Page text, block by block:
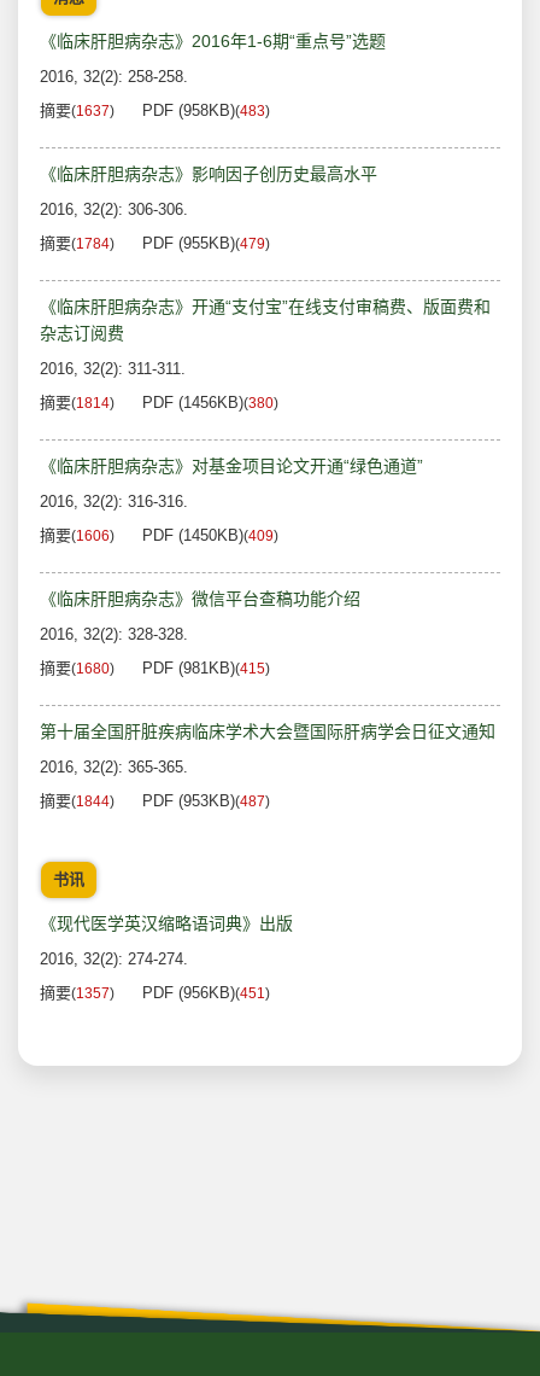
《临床肝胆病杂志》2016年1-6期“重点号”选题
2016, 32(2): 258-258.
摘要(1637) PDF (958KB)(483)
《临床肝胆病杂志》影响因子创历史最高水平
2016, 32(2): 306-306.
摘要(1784) PDF (955KB)(479)
《临床肝胆病杂志》开通“支付宝”在线支付审稿费、版面费和
杂志订阅费
2016, 32(2): 311-311.
摘要(1814) PDF (1456KB)(380)
《临床肝胆病杂志》对基金项目论文开通“绿色通道”
2016, 32(2): 316-316.
摘要(1606) PDF (1450KB)(409)
《临床肝胆病杂志》微信平台查稿功能介绍
2016, 32(2): 328-328.
摘要(1680) PDF (981KB)(415)
第十届全国肝脏疾病临床学术大会暨国际肝病学会日征文通知
2016, 32(2): 365-365.
摘要(1844) PDF (953KB)(487)
书讯
《现代医学英汉缩略语词典》出版
2016, 32(2): 274-274.
摘要(1357) PDF (956KB)(451)